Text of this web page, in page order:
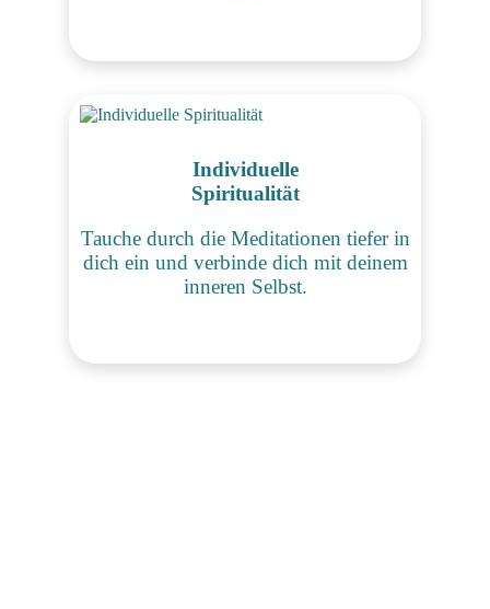
Individuelle
Spiritualität
Tauche durch die Meditationen tiefer in
dich ein und verbinde dich mit deinem
inneren Selbst.